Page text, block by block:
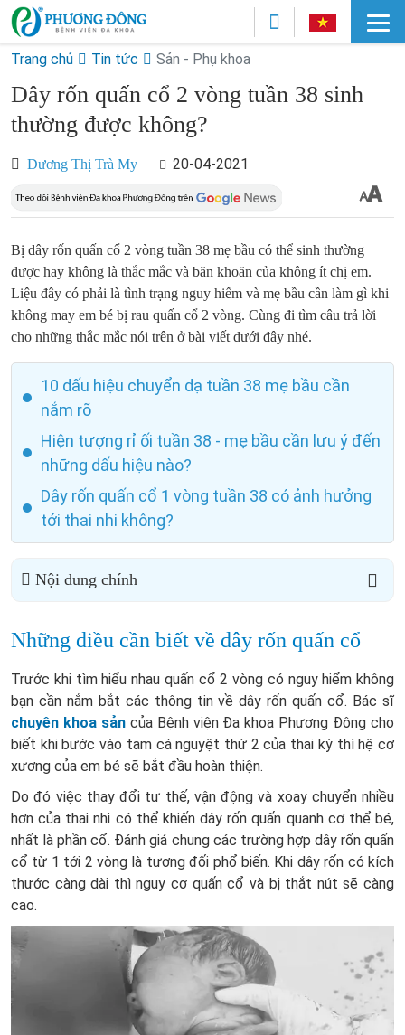
Trang chủ Tin tức Sản - Phụ khoa
Dây rốn quấn cổ 2 vòng tuần 38 sinh
thường được không?
Dương Thị Trà My 20-04-2021
Bị dây rốn quấn cổ 2 vòng tuần 38 mẹ bầu có thể sinh thường
được hay không là thắc mắc và băn khoăn của không ít chị em.
Liệu đây có phải là tình trạng nguy hiểm và mẹ bầu cần làm gì khi
không may em bé bị rau quấn cổ 2 vòng. Cùng đi tìm câu trả lời
cho những thắc mắc nói trên ở bài viết dưới đây nhé.
10 dấu hiệu chuyển dạ tuần 38 mẹ bầu cần
nắm rõ
Hiện tượng rỉ ối tuần 38 - mẹ bầu cần lưu ý đến
những dấu hiệu nào?
Dây rốn quấn cổ 1 vòng tuần 38 có ảnh hưởng
tới thai nhi không?
Nội dung chính
Những điều cần biết về dây rốn quấn cổ
Trước khi tìm hiểu nhau quấn cổ 2 vòng có nguy hiểm không
bạn cần nắm bắt các thông tin về dây rốn quấn cổ. Bác sĩ
chuyên khoa sảncủa Bệnh viện Đa khoa Phương Đông cho
biết khi bước vào tam cá nguyệt thứ 2 của thai kỳ thì hệ cơ
xương của em bé sẽ bắt đầu hoàn thiện.
Do đó việc thay đổi tư thế, vận động và xoay chuyển nhiều
hơn của thai nhi có thể khiến dây rốn quấn quanh cơ thể bé,
nhất là phần cổ. Đánh giá chung các trường hợp dây rốn quấn
cổ từ 1 tới 2 vòng là tương đối phổ biến. Khi dây rốn có kích
thước càng dài thì nguy cơ quấn cổ và bị thắt nút sẽ càng
cao.